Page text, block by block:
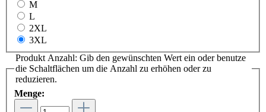
M
L
2XL
3XL
Menge:
Produkt Anzahl: Gib den gewünschten Wert ein oder benutze
die Schaltflächen um die Anzahl zu erhöhen oder zu
reduzieren.